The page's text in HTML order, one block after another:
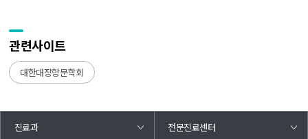
관련사이트
대한대장항문학회
진료과 전문진료센터